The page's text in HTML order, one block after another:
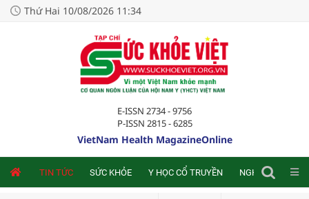
Thứ Hai 10/08/2026 11:34
E-ISSN 2734 - 9756
P-ISSN 2815 - 6285
VietNam Health MagazineOnline
TIN TỨC SỨC KHỎE Y HỌC CỔ TRUYỀN NGHIÊN CỨU